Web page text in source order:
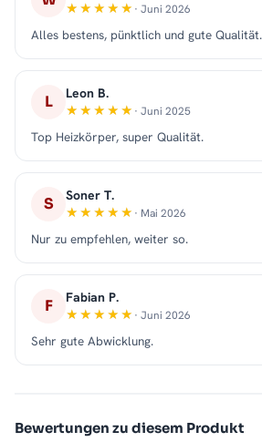
· Juni 2026
Alles bestens, pünktlich und gute Qualität.
L Leon B.
· Juni 2025
Top Heizkörper, super Qualität.
S Soner T.
· Mai 2026
Nur zu empfehlen, weiter so.
F Fabian P.
· Juni 2026
Sehr gute Abwicklung.
Bewertungen zu diesem Produkt